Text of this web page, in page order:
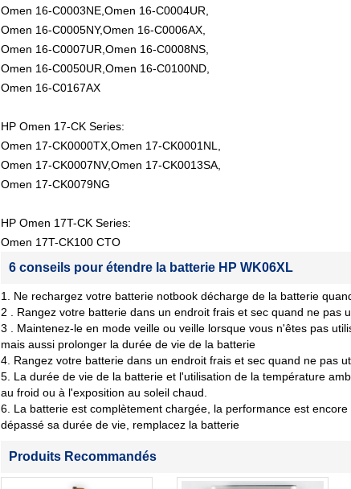
Omen 16-C0003NE,Omen 16-C0004UR,
Omen 16-C0005NY,Omen 16-C0006AX,
Omen 16-C0007UR,Omen 16-C0008NS,
Omen 16-C0050UR,Omen 16-C0100ND,
Omen 16-C0167AX
HP Omen 17-CK Series:
Omen 17-CK0000TX,Omen 17-CK0001NL,
Omen 17-CK0007NV,Omen 17-CK0013SA,
Omen 17-CK0079NG
HP Omen 17T-CK Series:
Omen 17T-CK100 CTO
6 conseils pour étendre la batterie HP WK06XL
1. Ne rechargez votre batterie notbook décharge de la batterie
2 . Rangez votre batterie dans un endroit frais et sec quand ne pas
3 . Maintenez-le en mode veille ou veille lorsque vous n'êtes pas
mais aussi prolonger la durée de vie de la batterie
4. Rangez votre batterie dans un endroit frais et sec quand ne pas
5. La durée de vie de la batterie et l'utilisation de la température
au froid ou à l'exposition au soleil chaud.
6. La batterie est complètement chargée, la performance est
dépassé sa durée de vie, remplacez la batterie
Produits Recommandés